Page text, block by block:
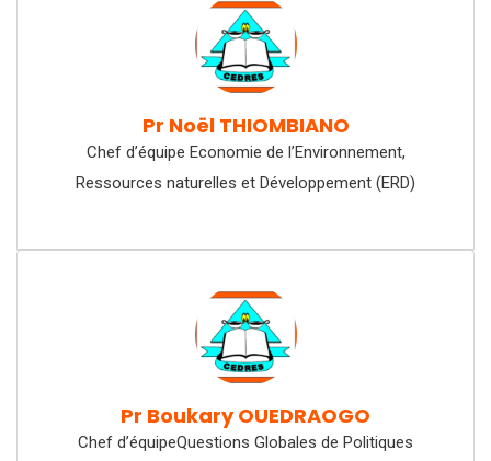
Pr Noël THIOMBIANO
Chef d’équipe Economie de l’Environnement,
Ressources naturelles et Développement (ERD)
Pr Boukary OUEDRAOGO
Chef d’équipeQuestions Globales de Politiques